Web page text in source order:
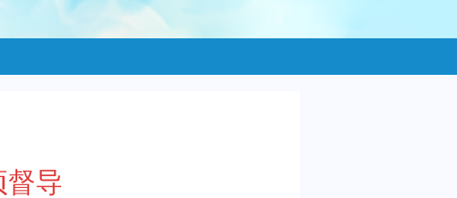
督导